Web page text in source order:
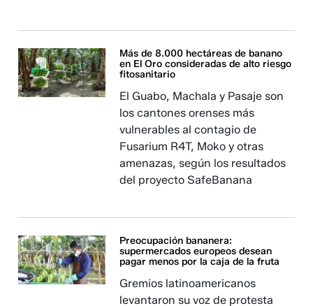
Más de 8.000 hectáreas de banano
en El Oro consideradas de alto riesgo
fitosanitario
El Guabo, Machala y Pasaje son
los cantones orenses más
vulnerables al contagio de
Fusarium R4T, Moko y otras
amenazas, según los resultados
del proyecto SafeBanana
Preocupación bananera:
supermercados europeos desean
pagar menos por la caja de la fruta
Gremios latinoamericanos
levantaron su voz de protesta